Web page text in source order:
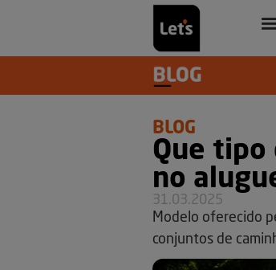
BLOG
Que
no
31.03.2025
Modelo oferecido
conjuntos de